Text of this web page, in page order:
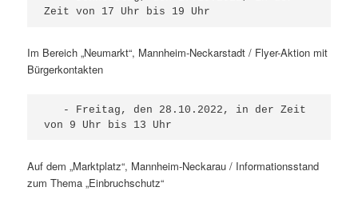
Zeit von 17 Uhr bis 19 Uhr
Im Bereich „Neumarkt“, Mannheim-Neckarstadt / Flyer-Aktion mit
Bürgerkontakten
von 9 Uhr bis 13 Uhr
Auf dem „Marktplatz“, Mannheim-Neckarau / Informationsstand
zum Thema „Einbruchschutz“